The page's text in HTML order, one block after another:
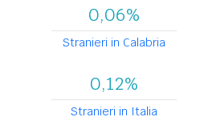
0,06%
Stranieri in Calabria
0,12%
Stranieri in Italia